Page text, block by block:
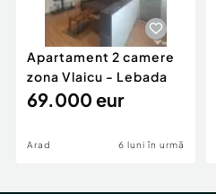
Apartament 2 camere
zona Vlaicu - Lebada
69.000 eur
Arad 6 luni în urmă